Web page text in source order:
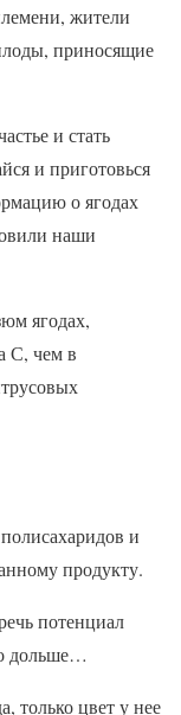
жители
приносящие
и стать
и приготовься
о ягодах
наши
ягодах,
С, чем в
и
продукту.
потенциал
дольше…
цвет у нее